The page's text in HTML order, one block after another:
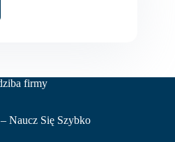
firmy
Naucz Się Szybko